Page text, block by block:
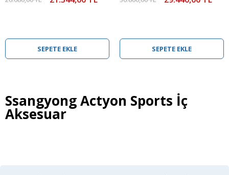
SEPETE EKLE SEPETE EKLE
Ssangyong Actyon Sports İç
Aksesuar